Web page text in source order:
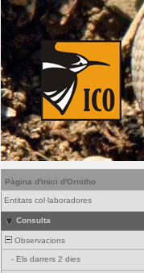
Pàgina d'inici d'Ornitho
Entitats col·laboradores
Consulta
Observacions
- Els darrers 2 dies